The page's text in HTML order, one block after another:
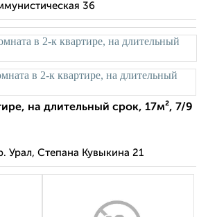
36
на длительный срок, 17м², 7/9
Урал, Степана Кувыкина 21